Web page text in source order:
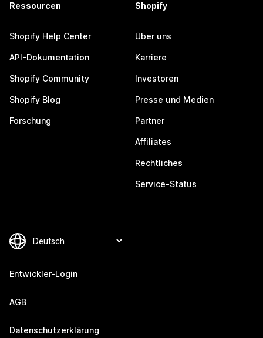
Ressourcen
Shopify Help Center
API-Dokumentation
Shopify Community
Shopify Blog
Forschung
Shopify
Über uns
Karriere
Investoren
Presse und Medien
Partner
Affiliates
Rechtliches
Service-Status
Entwickler-Login
AGB
Datenschutzerklärung